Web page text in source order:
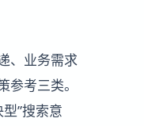
、业务需求
考三类。
”搜索意